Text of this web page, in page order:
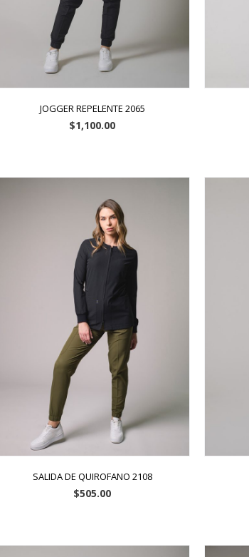
JOGGER REPELENTE 2065
$1,100.00
SALIDA DE QUIROFANO 2108
$505.00